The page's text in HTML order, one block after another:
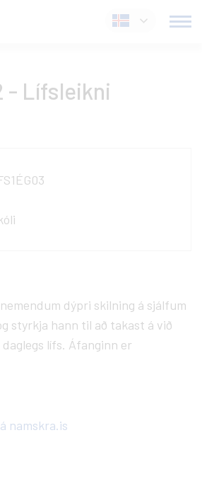
Íslenska
- Lífsleikni
dýpri skilning á sjálfum
styrkja hann til að takast á við
lífs. Áfanginn er
namskra.is